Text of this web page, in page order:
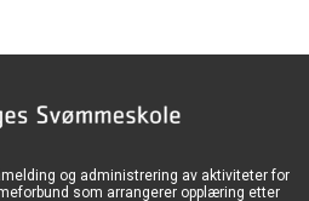
og administrering av aktiviteter for
som arrangerer opplæring etter